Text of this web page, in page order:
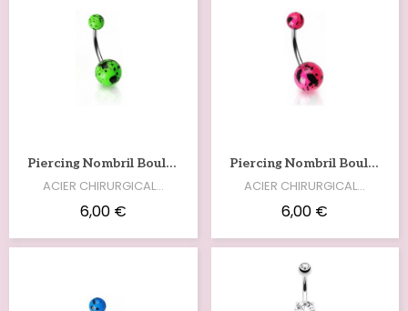
Voir Piercing Nombril Boules En Acrylique Vert Fluo Tachetées NOM201V
ACIER CHIRURGICAL…
6,00 €
Voir Piercing Nombril Boules En Acrylique Rose Fluo Tachetées NOM201P
ACIER CHIRURGICAL…
6,00 €